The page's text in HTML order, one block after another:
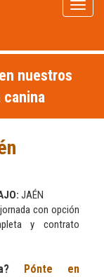
Menú
nuestros
canina
JAÉN
con opción
y contrato
Pónte en